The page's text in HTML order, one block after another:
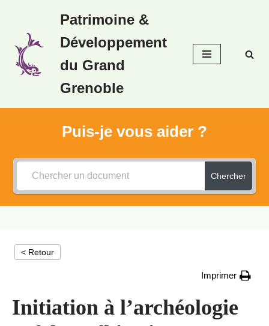
au
contenu
Patrimoine &
Développement
du Grand
Grenoble
Puis-je vous aider ?
Chercher
< Retour
Imprimer
Initiation à l’archéologie